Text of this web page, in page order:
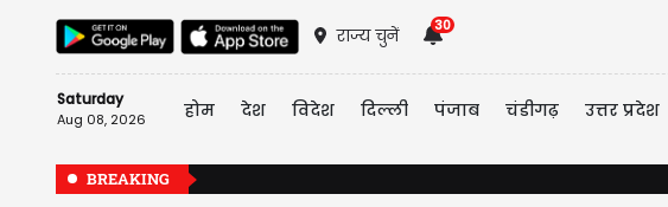
राज्य चुनें
30
Saturday
Aug 08, 2026 होम देश विदेश दिल्ली पंजाब चंडीगढ़ उत्तर प्रदेश
BREAKING